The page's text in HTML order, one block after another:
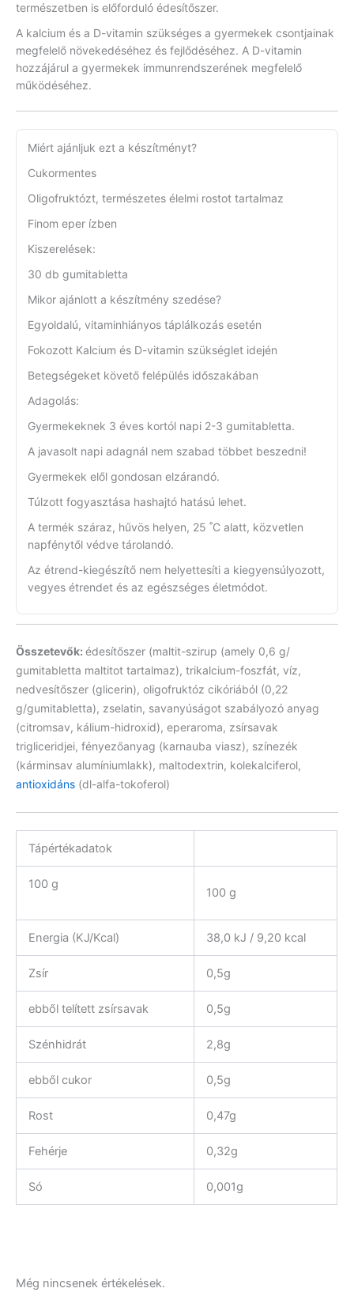
természetben is előforduló édesítőszer.
A kalcium és a D-vitamin szükséges a gyermekek csontjainak
megfelelő növekedéséhez és fejlődéséhez. A D-vitamin
hozzájárul a gyermekek immunrendszerének megfelelő
működéséhez.
Miért ajánljuk ezt a készítményt?
Cukormentes
Oligofruktózt, természetes élelmi rostot tartalmaz
Finom eper ízben
Kiszerelések:
30 db gumitabletta
Mikor ajánlott a készítmény szedése?
Egyoldalú, vitaminhiányos táplálkozás esetén
Fokozott Kalcium és D-vitamin szükséglet idején
Betegségeket követő felépülés időszakában
Adagolás:
Gyermekeknek 3 éves kortól napi 2-3 gumitabletta.
A javasolt napi adagnál nem szabad többet beszedni!
Gyermekek elől gondosan elzárandó.
Túlzott fogyasztása hashajtó hatású lehet.
A termék száraz, hűvös helyen, 25 ˚C alatt, közvetlen
napfénytől védve tárolandó.
Az étrend-kiegészítő nem helyettesíti a kiegyensúlyozott,
vegyes étrendet és az egészséges életmódot.
Összetevők: édesítőszer (maltit-szirup (amely 0,6 g/
gumitabletta maltitot tartalmaz), trikalcium-foszfát, víz,
nedvesítőszer (glicerin), oligofruktóz cikóriából (0,22
g/gumitabletta), zselatin, savanyúságot szabályozó anyag
(citromsav, kálium-hidroxid), eperaroma, zsírsavak
trigliceridjei, fényezőanyag (karnauba viasz), színezék
(kárminsav alumíniumlakk), maltodextrin, kolekalciferol,
antioxidáns (dl-alfa-tokoferol)
Tápértékadatok
100 g
100 g
Energia (KJ/Kcal) 38,0 kJ / 9,20 kcal
Zsír 0,5g
ebből telített zsírsavak 0,5g
Szénhidrát 2,8g
ebből cukor 0,5g
Rost 0,47g
Fehérje 0,32g
Só 0,001g
Még nincsenek értékelések.